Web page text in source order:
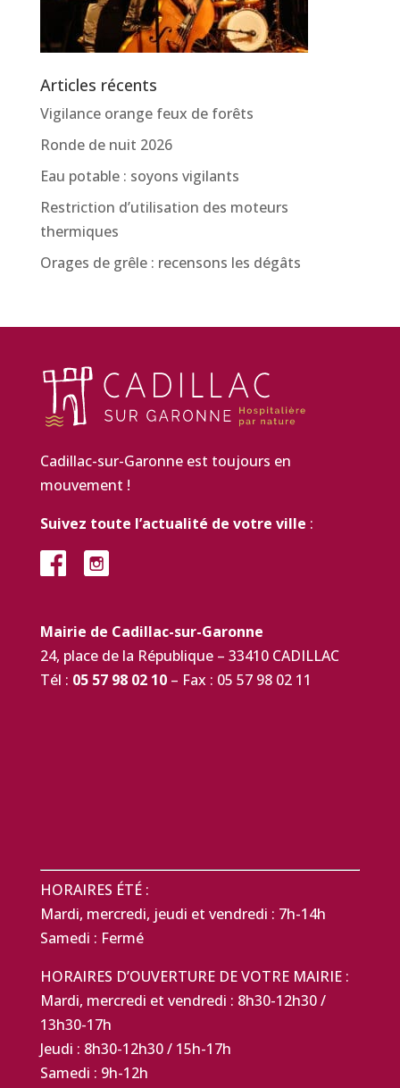
Articles récents
Vigilance orange feux de forêts
Ronde de nuit 2026
Eau potable : soyons vigilants
Restriction d’utilisation des moteurs
thermiques
Orages de grêle : recensons les dégâts
Cadillac-sur-Garonne est toujours en
mouvement !
Suivez toute l’actualité de votre ville :
Mairie de Cadillac-sur-Garonne
24, place de la République – 33410 CADILLAC
Tél : 05 57 98 02 10– Fax : 05 57 98 02 11
HORAIRES ÉTÉ :
Mardi, mercredi, jeudi et vendredi : 7h-14h
Samedi : Fermé
HORAIRES D’OUVERTURE DE VOTRE MAIRIE :
Mardi, mercredi et vendredi : 8h30-12h30 /
13h30-17h
Jeudi : 8h30-12h30 / 15h-17h
Samedi : 9h-12h